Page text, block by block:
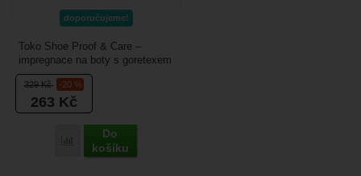
doporučujeme!
329Kč -20 %
263 Kč
Porovnat
Do
košíku
Toko Shoe Proof & Care –
impregnace na boty s goretexem
nebo jinou membránou. Hodí se
pro kožené...